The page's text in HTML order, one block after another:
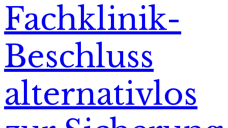
Fachklinik-
Beschluss
alternativlos